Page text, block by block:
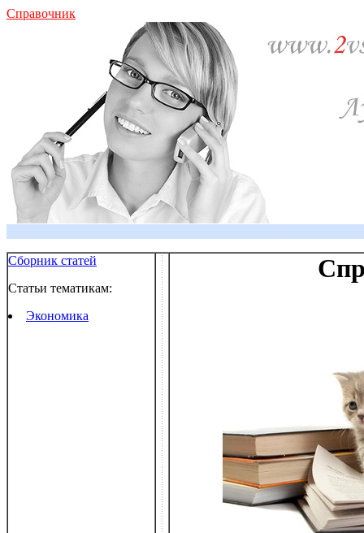
Справочник
Сборник статей
Статьи тематикам:
Экономика